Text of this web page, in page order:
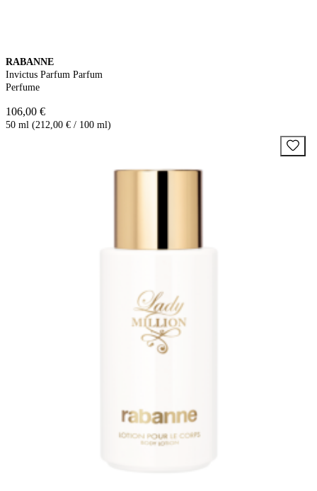
RABANNE
Invictus Parfum Parfum
Perfume
106,00 €
50 ml (212,00 € / 100 ml)